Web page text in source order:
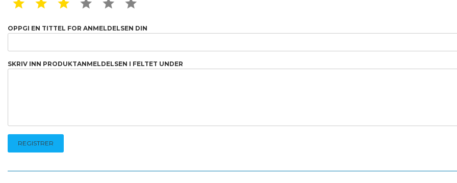
1 STAR2 STAR3 STAR4 STAR5 STAR
OPPGI EN TITTEL FOR ANMELDELSEN DIN
SKRIV INN PRODUKTANMELDELSEN I FELTET UNDER